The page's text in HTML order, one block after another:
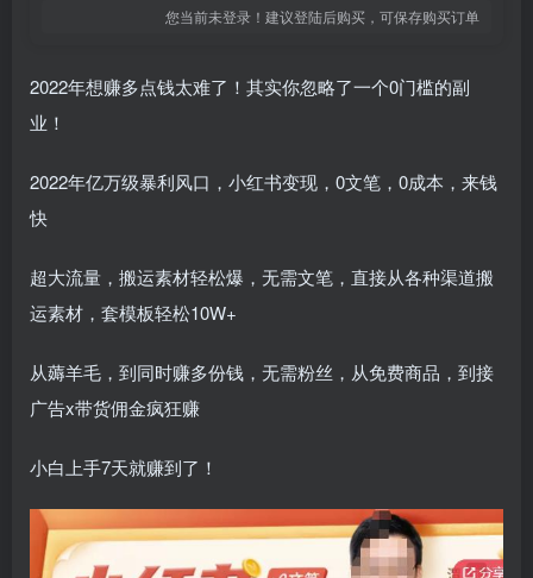
您当前未登录！建议登陆后购买，可保存购买订单
2022年想赚多点钱太难了！其实你忽略了一个0门槛的副
业！
2022年亿万级暴利风口，小红书变现，0文笔，0成本，来钱
快
超大流量，搬运素材轻松爆，无需文笔，直接从各种渠道搬
运素材，套模板轻松10W+
从薅羊毛，到同时赚多份钱，无需粉丝，从免费商品，到接
广告x带货佣金疯狂赚
小白上手7天就赚到了！